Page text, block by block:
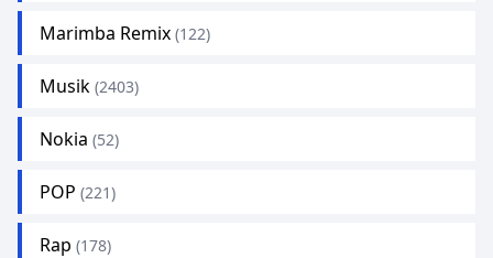
Marimba Remix (122)
Musik (2403)
Nokia (52)
POP (221)
Rap (178)